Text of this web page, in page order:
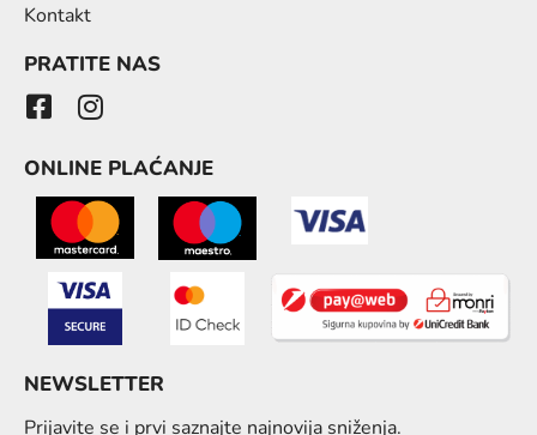
Kontakt
PRATITE NAS
ONLINE PLAĆANJE
NEWSLETTER
Prijavite se i prvi saznajte najnovija sniženja.